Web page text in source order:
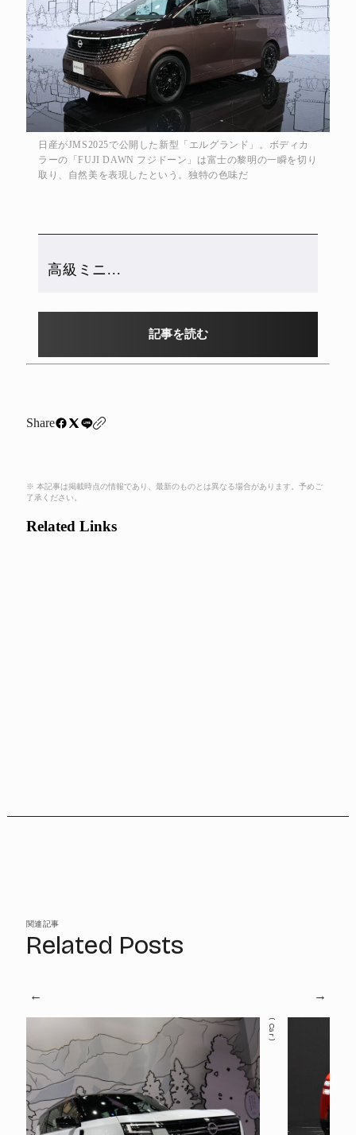
日産がJMS2025で公開した新型「エルグランド」。ボディカ
ラーの「FUJI DAWN フジドーン」は富士の黎明の一瞬を切り
取り、自然美を表現したという。独特の色味だ
高級ミニ...
記事を読む
Share
※ 本記事は掲載時点の情報であり、最新のものとは異なる場合があります。予めご
了承ください。
Related Links
関連記事
Related Posts
Car